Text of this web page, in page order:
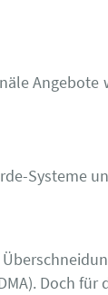
Angebote
Systeme
Doch für